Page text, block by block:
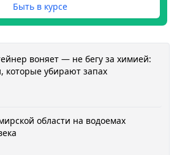
Быть в курсе
воняет — не бегу за химией:
которые убирают запах
области на водоемах